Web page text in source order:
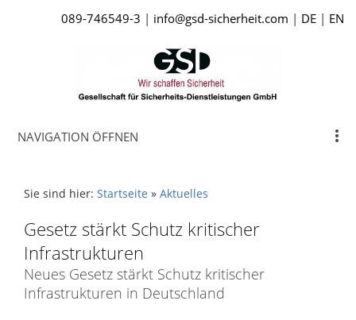
089-746549-3 | info@gsd-sicherheit.com | DE | EN
NAVIGATION ÖFFNEN
Sie sind hier: Startseite » Aktuelles
Gesetz stärkt Schutz kritischer
Infrastrukturen
Neues Gesetz stärkt Schutz kritischer
Infrastrukturen in Deutschland